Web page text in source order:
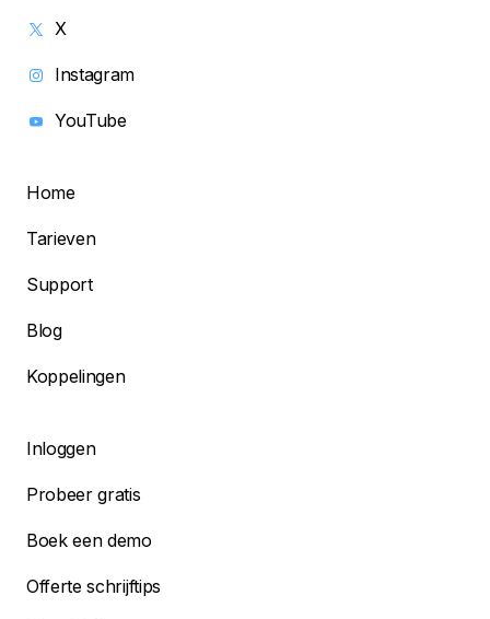
X
Instagram
YouTube
Home
Tarieven
Support
Blog
Koppelingen
Inloggen
Probeer gratis
Boek een demo
Offerte schrijftips